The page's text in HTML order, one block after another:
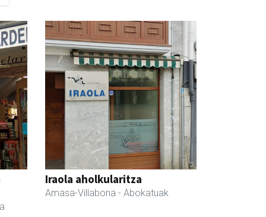
Iraola aholkularitza
Amasa-Villabona - Abokatuak